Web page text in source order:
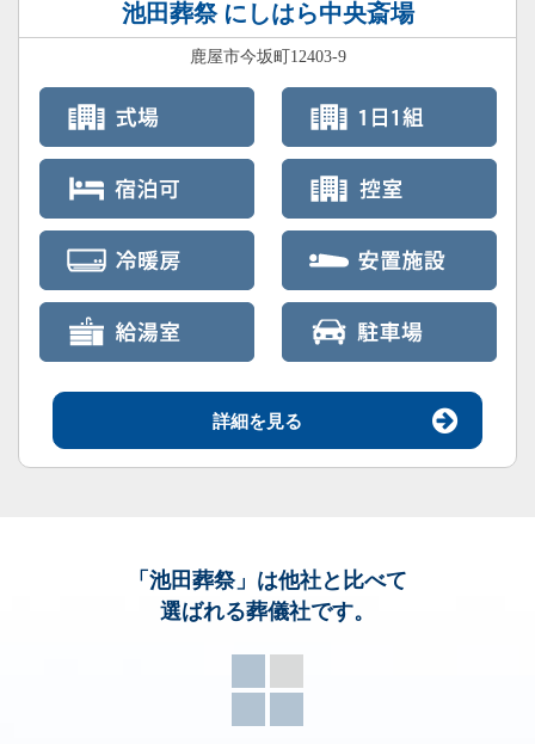
池田葬祭 にしはら中央斎場
鹿屋市今坂町12403-9
詳細を見る
「池田葬祭」 は他社と比べて
選ばれる葬儀社です。